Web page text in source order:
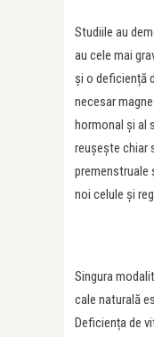
Studiile au
au cele mai
și o deficiență
necesar
hormonal și al
reușește chiar
premenstruale
noi celule și
Singura
cale naturală
Deficiența de